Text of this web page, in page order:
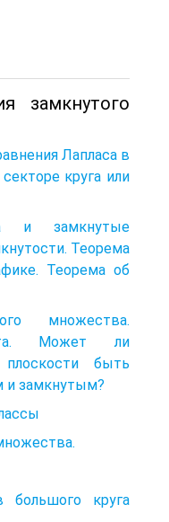
замкнутого
Лапласа в
круга или
и замкнутые
Теорема
Теорема об
множества.
Может ли
быть
и замкнутым?
большого круга